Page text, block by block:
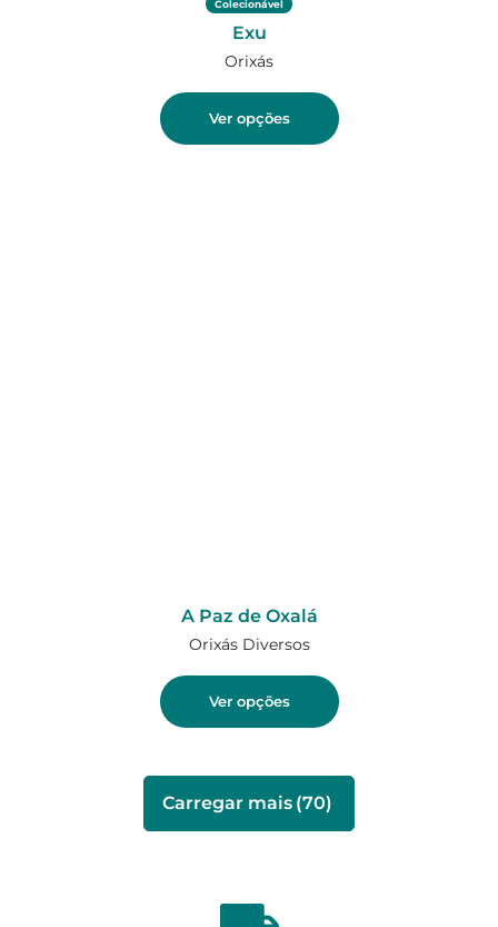
Colecionável
Exu
Orixás
Ver opções
A Paz de Oxalá
Orixás Diversos
Ver opções
Carregar mais (70)